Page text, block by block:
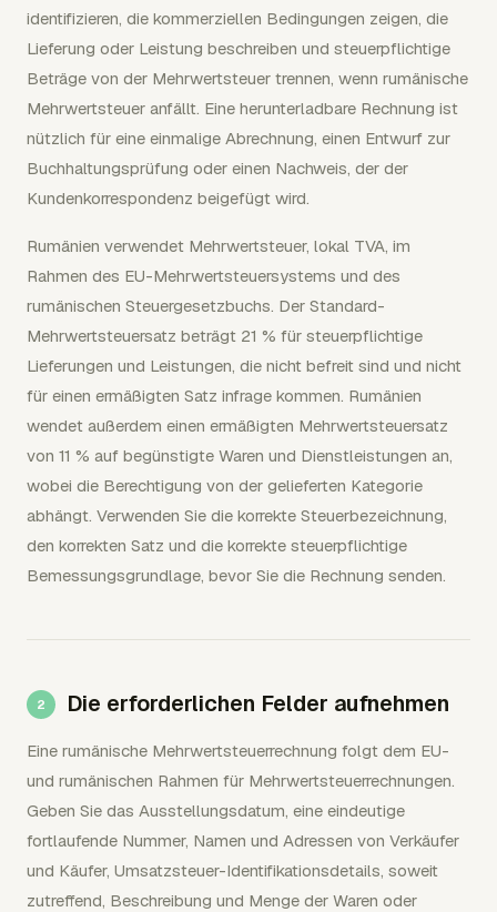
identifizieren, die kommerziellen Bedingungen zeigen, die
Lieferung oder Leistung beschreiben und steuerpflichtige
Beträge von der Mehrwertsteuer trennen, wenn rumänische
Mehrwertsteuer anfällt. Eine herunterladbare Rechnung ist
nützlich für eine einmalige Abrechnung, einen Entwurf zur
Buchhaltungsprüfung oder einen Nachweis, der der
Kundenkorrespondenz beigefügt wird.
Rumänien verwendet Mehrwertsteuer, lokal TVA, im
Rahmen des EU-Mehrwertsteuersystems und des
rumänischen Steuergesetzbuchs. Der Standard-
Mehrwertsteuersatz beträgt 21 % für steuerpflichtige
Lieferungen und Leistungen, die nicht befreit sind und nicht
für einen ermäßigten Satz infrage kommen. Rumänien
wendet außerdem einen ermäßigten Mehrwertsteuersatz
von 11 % auf begünstigte Waren und Dienstleistungen an,
wobei die Berechtigung von der gelieferten Kategorie
abhängt. Verwenden Sie die korrekte Steuerbezeichnung,
den korrekten Satz und die korrekte steuerpflichtige
Bemessungsgrundlage, bevor Sie die Rechnung senden.
Die erforderlichen Felder aufnehmen
Eine rumänische Mehrwertsteuerrechnung folgt dem EU-
und rumänischen Rahmen für Mehrwertsteuerrechnungen.
Geben Sie das Ausstellungsdatum, eine eindeutige
fortlaufende Nummer, Namen und Adressen von Verkäufer
und Käufer, Umsatzsteuer-Identifikationsdetails, soweit
zutreffend, Beschreibung und Menge der Waren oder